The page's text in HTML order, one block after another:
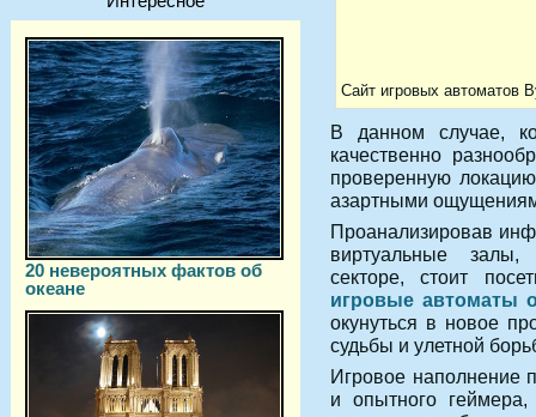
20 невероятных фактов об
океане
Сайт игровых автоматов
В данном случае,
качественно
проверенную
азартными
Проанализировав
виртуальные залы,
секторе, стоит
игровые автоматы
окунуться в новое
судьбы и улетной
Игровое наполнение
и опытного геймера,